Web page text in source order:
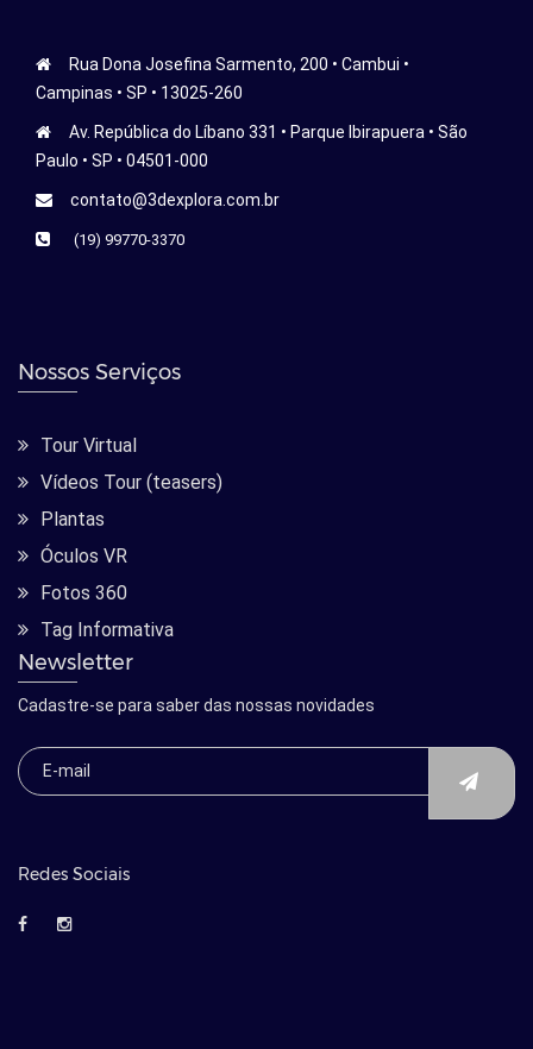
Rua Dona Josefina Sarmento, 200 • Cambui •
Campinas • SP • 13025-260
Av. República do Líbano 331 • Parque Ibirapuera • São
Paulo • SP • 04501-000
contato@3dexplora.com.br
(19) 99770-3370
Nossos Serviços
Tour Virtual
Vídeos Tour (teasers)
Plantas
Óculos VR
Fotos 360
Tag Informativa
Newsletter
Cadastre-se para saber das nossas novidades
Redes Sociais